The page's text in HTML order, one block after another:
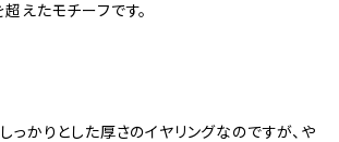
えたモチーフです。
っかりとした厚さのイヤリングなのですが、や